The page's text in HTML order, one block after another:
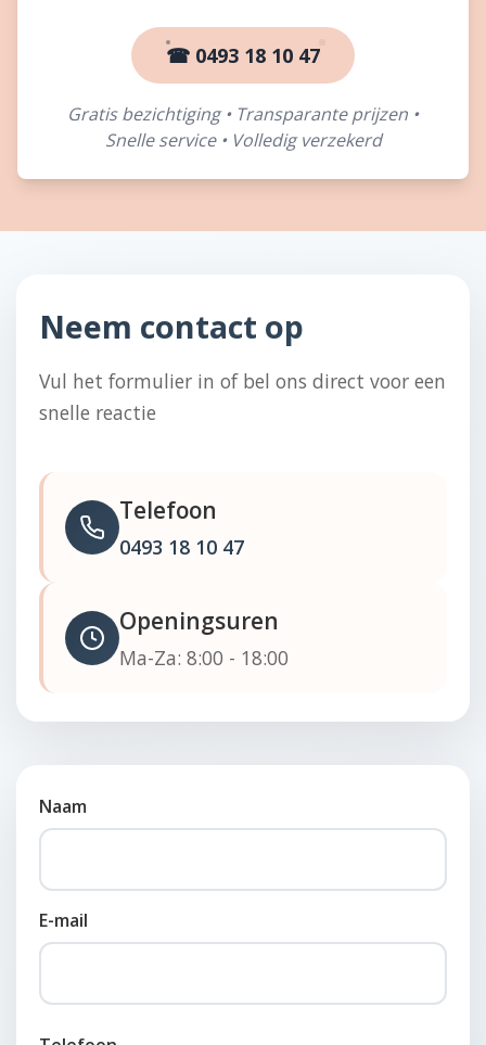
☎ 0493 18 10 47
Gratis bezichtiging • Transparante prijzen •
Snelle service • Volledig verzekerd
Neem contact op
Vul het formulier in of bel ons direct voor een
snelle reactie
Telefoon
0493 18 10 47
Openingsuren
Ma-Za: 8:00 - 18:00
Naam
E-mail